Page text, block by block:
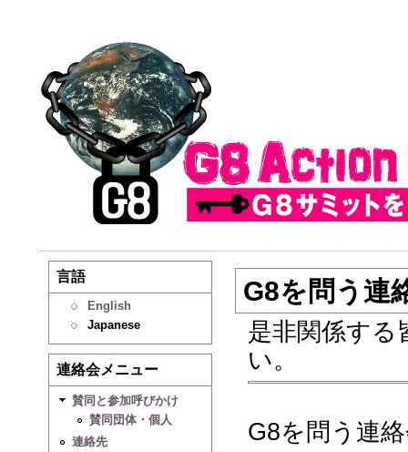
言語
English
Japanese
連絡会メニュー
賛同と参加呼びかけ
賛同団体・個人
連絡先
G8を問う連
是非関係する
い。
G8を問う連